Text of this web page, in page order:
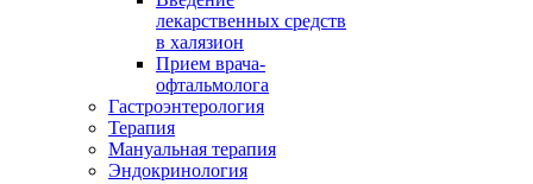
лекарственных средств
в халязион
Прием врача-
офтальмолога
Гастроэнтерология
Терапия
Мануальная терапия
Эндокринология